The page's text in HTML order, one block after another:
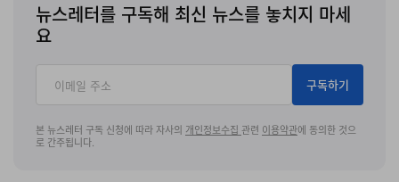
뉴스레터를 구독해 최신 뉴스를 놓치지 마세
요
구독하기
본 뉴스레터 구독 신청에 따라 자사의 개인정보수집 관련 이용약관에 동의한 것으
로 간주됩니다.